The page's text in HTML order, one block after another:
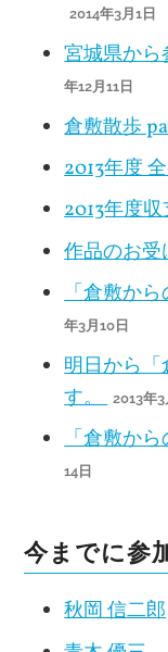
2014年3月1日
宮城県か
年12月11日
倉敷散歩
2013年度
2013年度
作品のお
「倉敷か
年3月10日
明日から「
す。 2013年3
「倉敷か
14日
今までに参
秋岡 信二郎